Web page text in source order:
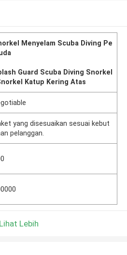
Menyelam Scuba Diving Pe
Guard Scuba Diving Snorkel
Katup Kering Atas
yang disesuaikan sesuai kebut
pelanggan.
Lihat Lebih